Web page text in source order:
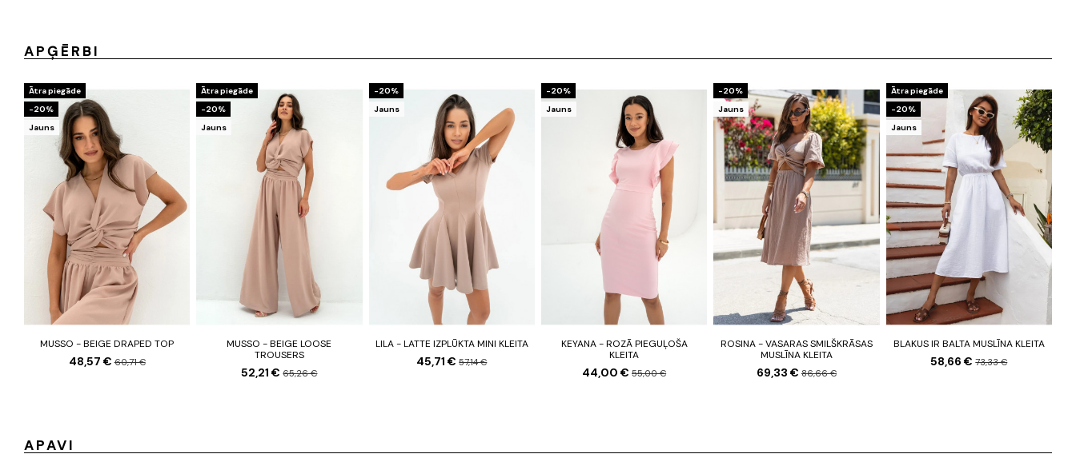
APĢĒRBI
Ātra piegāde
-20%
Jauns
MUSSO - BEIGE DRAPED TOP
48,57 €60,71 €
Ātra piegāde
-20%
Jauns
MUSSO - BEIGE LOOSE
TROUSERS
52,21 €65,26 €
-20%
Jauns
LILA - LATTE IZPLŪKTA MINI KLEITA
45,71 €57,14 €
-20%
Jauns
KEYANA - ROZĀ PIEGUĻOŠA
KLEITA
44,00 €55,00 €
-20%
Jauns
ROSINA - VASARAS SMILŠKRĀSAS
MUSLĪNA KLEITA
69,33 € 86,66 €
Ātra piegāde
-20%
Jauns
BLAKUS IR BALTA MUSLĪNA KLEITA
58,66 €73,33 €
APAVI